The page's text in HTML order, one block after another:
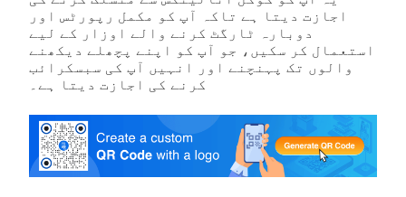
اجازت دیتا ہے تاکہ آپ کو مکمل رپورٹس اور
دوبارہ ٹارگٹ کرنے والے اوزار کے لیے
استعمال کر سکیں، جو آپ کو اپنے پچھلے دیکھنے
والوں تک پہنچنے اور انہیں آپ کی سبسکرائب
کرنے کی اجازت دیتا ہے۔